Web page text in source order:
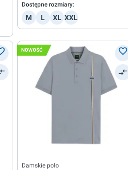
Dostępne rozmiary:
M L XL XXL
NOWOŚĆ
Damskie polo